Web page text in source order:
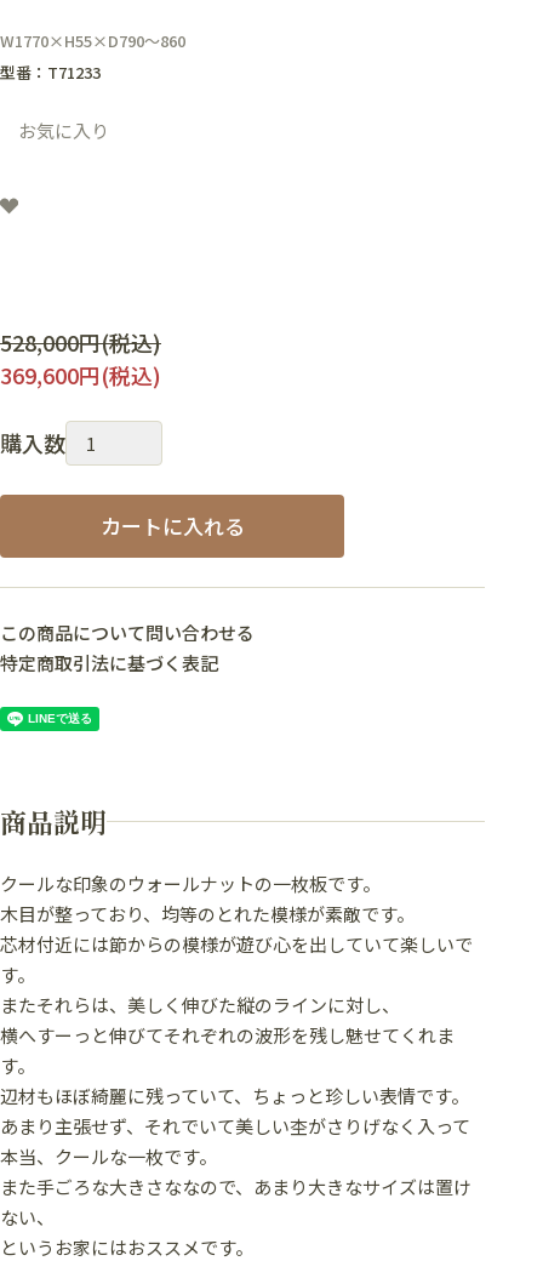
W1770×H55×D790～860
型番：T71233
お気に入り
通
常
格
528,000円(税込)
369,600円(税込)
購入数
カートに入れる
この商品について問い合わせる
特定商取引法に基づく表記
商品説明
クールな印象のウォールナットの一枚板です。
木目が整っており、均等のとれた模様が素敵です。
芯材付近には節からの模様が遊び心を出していて楽しいで
す。
またそれらは、美しく伸びた縦のラインに対し、
横へすーっと伸びてそれぞれの波形を残し魅せてくれま
す。
辺材もほぼ綺麗に残っていて、ちょっと珍しい表情です。
あまり主張せず、それでいて美しい杢がさりげなく入って
本当、クールな一枚です。
また手ごろな大きさななので、あまり大きなサイズは置け
ない、
というお家にはおススメです。